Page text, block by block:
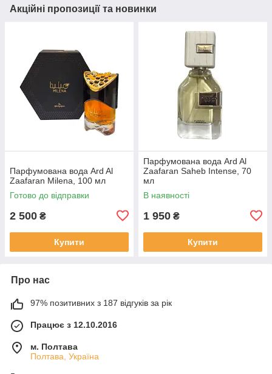
Акційні пропозиції та новинки
Парфумована вода Ard Al
Zaafaran Milena, 100 мл
Готово до відправки
2 500 ₴
Купити
Парфумована вода Ard Al
Zaafaran Saheb Intense, 70
мл
В наявності
1 950 ₴
Купити
Про нас
97% позитивних з 187 відгуків за рік
Працює з 12.10.2016
м. Полтава
Полтава, Україна